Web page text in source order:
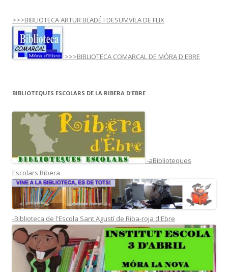
>>>BIBLIOTECA ARTUR BLADÉ I DESUMVILA DE FLIX
>>>BIBLIOTECA COMARCAL DE MÓRA D'EBRE
BIBLIOTEQUES ESCOLARS DE LA RIBERA D'EBRE
-aBiblioteques
Escolars Ribera
-Biblioteca de l'Escola Sant Agustí de Riba-roja d'Ebre